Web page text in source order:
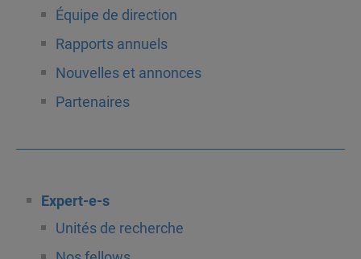
Équipe de direction
Rapports annuels
Nouvelles et annonces
Partenaires
Expert-e-s
Unités de recherche